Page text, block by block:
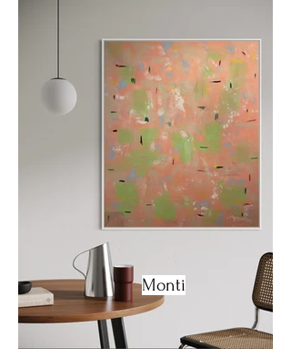
Monti